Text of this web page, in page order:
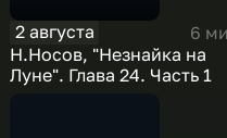
2 августа
6
Н.Носов, "Незнайка на
Луне". Глава 24. Часть 1